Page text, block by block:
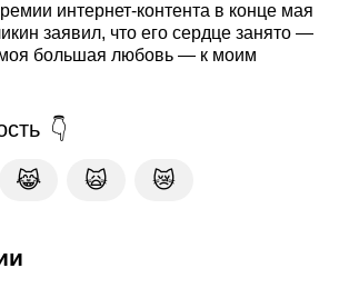
интернет-контента в конце мая
заявил, что его сердце занято —
большая любовь — к моим
😹 🙀 😿